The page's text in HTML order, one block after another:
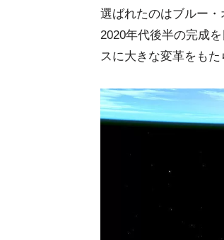
選ばれたのはブルー
2020年代後半の完成
スに大きな変革をもた